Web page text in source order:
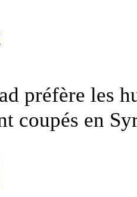
préfère les
coupés en